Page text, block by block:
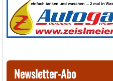
Newsletter-Abo